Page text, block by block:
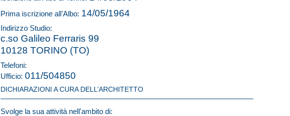
Prima iscrizione all'Albo: 14/05/1964
Indirizzo Studio:
c.so Galileo Ferraris 99
10128 TORINO (TO)
Telefoni:
Ufficio: 011/504850
DICHIARAZIONI A CURA DELL’ARCHITETTO
Svolge la sua attività nell'ambito di: